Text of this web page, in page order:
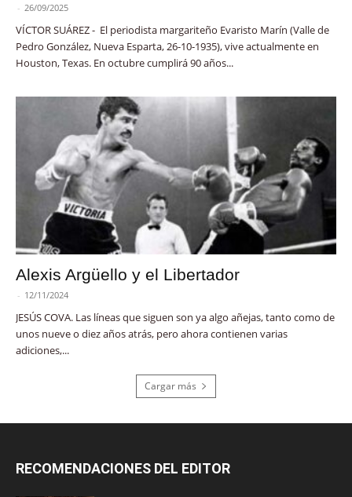
- 26/09/2025
VÍCTOR SUÁREZ - El periodista margariteño Evaristo Marín (Valle de
Pedro González, Nueva Esparta, 26-10-1935), vive actualmente en
Houston, Texas. En octubre cumplirá 90 años...
Alexis Argüello y el Libertador
- 12/11/2024
JESÚS COVA. Las líneas que siguen son ya algo añejas, tanto como de
unos nueve o diez años atrás, pero ahora contienen varias
adiciones,...
Cargar más
RECOMENDACIONES DEL EDITOR